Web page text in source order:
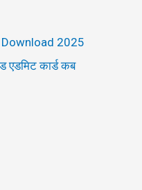
2025
एडमिट कार्ड कब